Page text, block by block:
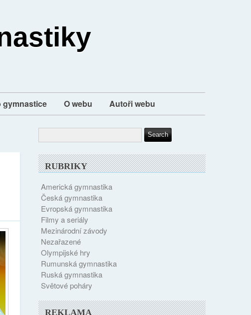
gymnastice O webu Autoři webu
RUBRIKY
Americká gymnastika
Česká gymnastika
Evropská gymnastika
Filmy a seriály
Mezinárodní závody
Nezařazené
Olympijské hry
Rumunská gymnastika
Ruská gymnastika
Světové poháry
REKLAMA